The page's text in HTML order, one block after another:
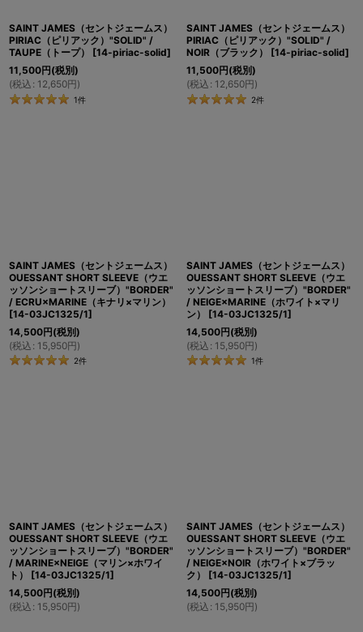
SAINT JAMES（セントジェームス）
PIRIAC（ピリアック）"SOLID" /
TAUPE（トープ）
[14-piriac-solid]
11,500円(税別)
(税込 : 12,650円)
1件
SAINT JAMES（セントジェームス）
PIRIAC（ピリアック）"SOLID" /
NOIR（ブラック）
[14-piriac-solid]
11,500円(税別)
(税込 : 12,650円)
2件
SAINT JAMES（セントジェームス）
OUESSANT SHORT SLEEVE（ウエ
ッソンショートスリーブ）"BORDER"
/ ECRU×MARINE（キナリ×マリン）
[14-03JC1325/1]
14,500円(税別)
(税込 : 15,950円)
2件
SAINT JAMES（セントジェームス）
OUESSANT SHORT SLEEVE（ウエ
ッソンショートスリーブ）"BORDER"
/ NEIGE×MARINE（ホワイト×マリ
ン）
[14-03JC1325/1]
14,500円(税別)
(税込 : 15,950円)
1件
SAINT JAMES（セントジェームス）
OUESSANT SHORT SLEEVE（ウエ
ッソンショートスリーブ）"BORDER"
/ MARINE×NEIGE（マリン×ホワイ
ト）
[14-03JC1325/1]
14,500円(税別)
(税込 : 15,950円)
SAINT JAMES（セントジェームス）
OUESSANT SHORT SLEEVE（ウエ
ッソンショートスリーブ）"BORDER"
/ NEIGE×NOIR（ホワイト×ブラッ
ク）
[14-03JC1325/1]
14,500円(税別)
(税込 : 15,950円)